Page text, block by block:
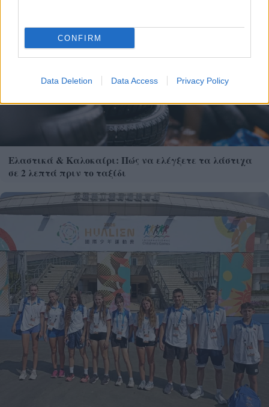
CONFIRM
Data Deletion Data Access Privacy Policy
Ελαστικά & Καλοκαίρι: Πώς να ελέγξετε τα λάστιχα
σε 2 λεπτά πριν το ταξίδι